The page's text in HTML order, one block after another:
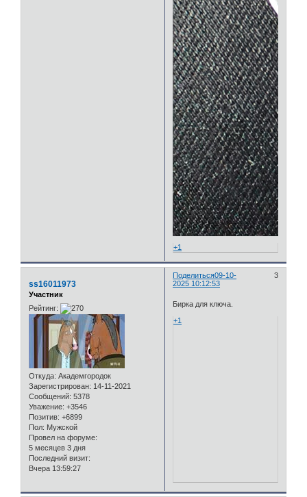
+1
Поделиться 3
09-10-
2025 10:12:53
ss16011973
Участник
Рейтинг:
Откуда: Академгородок
Зарегистрирован: 14-11-2021
Сообщений: 5378
Уважение: +3546
Позитив: +6899
Пол: Мужской
Провел на форуме:
5 месяцев 3 дня
Последний визит:
Вчера 13:59:27
Бирка для ключа.
+1